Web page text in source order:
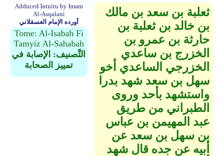
ثعلبة بن سعد بن مالك
بن خالد بن ثعلبة بن
حارثة بن عمرو بن
الخزرج بن ساعدي
الخزرجي الساعدي أخو
سهل بن سعد شهد بدرا
واستشهد بأحد وروى
الطبراني من طريق
عبد المهيمن بن عباس
بن سهل بن سعد عن
أبيه عن جده قال شهد
Adduced Intuitu by Imam
Al-Asqalani
أورده الإمام العسقلاني
Tome: Al-Isabah Fi
Tamyiz Al-Sahabah
التَّصنيف: الإصابة في
تمييز الصحابة